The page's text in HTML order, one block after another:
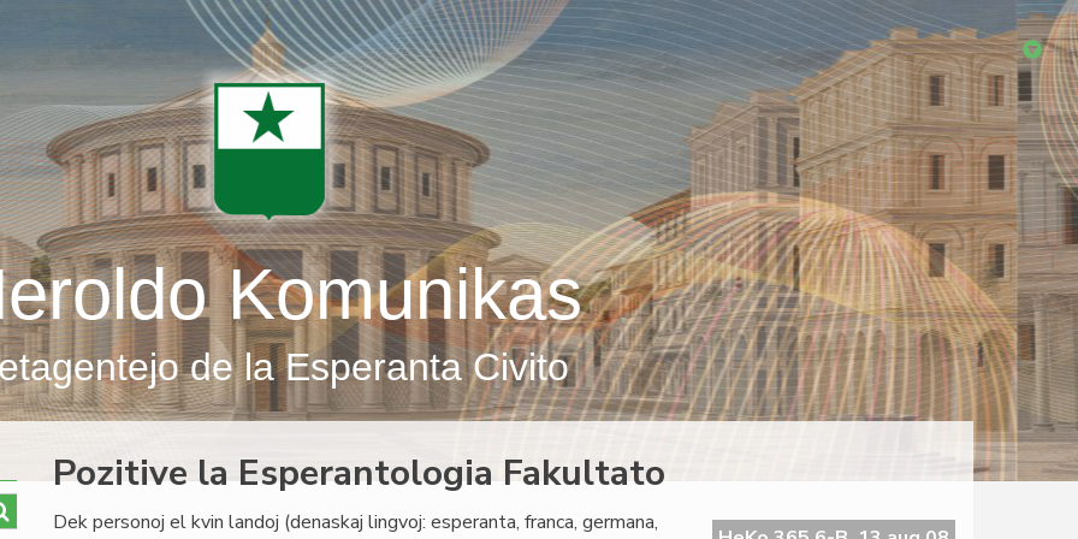
Komunikas
de la Esperanta Civito
Pozitive la Esperantologia Fakultato
Dek personoj el kvin landoj (denaskaj lingvoj: esperanta, franca, germana,